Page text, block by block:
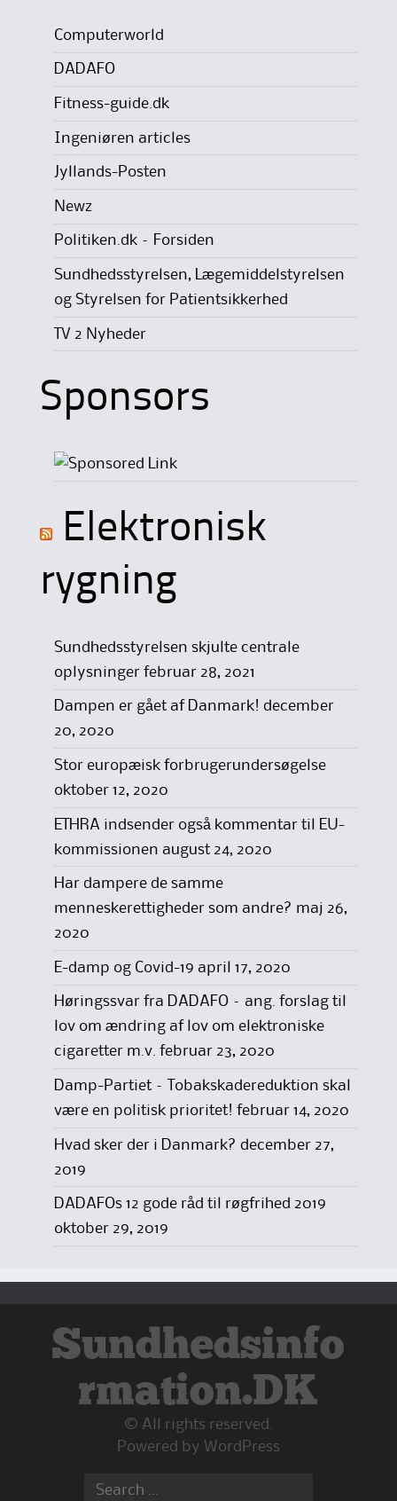
Computerworld
DADAFO
Fitness-guide.dk
Ingeniøren articles
Jyllands-Posten
Newz
Politiken.dk – Forsiden
Sundhedsstyrelsen, Lægemiddelstyrelsen
og Styrelsen for Patientsikkerhed
TV 2 Nyheder
Sponsors
Elektronisk
rygning
Sundhedsstyrelsen skjulte centrale
oplysninger februar 28, 2021
Dampen er gået af Danmark! december
20, 2020
Stor europæisk forbrugerundersøgelse
oktober 12, 2020
ETHRA indsender også kommentar til EU-
kommissionen august 24, 2020
Har dampere de samme
menneskerettigheder som andre? maj 26,
2020
E-damp og Covid-19 april 17, 2020
Høringssvar fra DADAFO – ang. forslag til
lov om ændring af lov om elektroniske
cigaretter m.v. februar 23, 2020
Damp-Partiet – Tobakskadereduktion skal
være en politisk prioritet! februar 14, 2020
Hvad sker der i Danmark? december 27,
2019
DADAFOs 12 gode råd til røgfrihed 2019
oktober 29, 2019
Sundhedsinfo
rmation.DK
© All rights reserved.
Powered by WordPress
Search